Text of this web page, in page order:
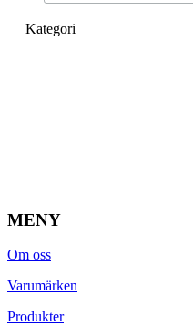
Kategori
MENY
Om oss
Varumärken
Produkter